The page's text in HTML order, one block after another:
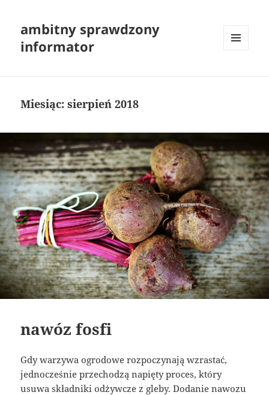
ambitny sprawdzony
informator
Miesiąc:sierpień 2018
nawóz fosfi
Gdy warzywa ogrodowe rozpoczynają wzrastać,
jednocześnie przechodzą napięty proces, który
usuwa składniki odżywcze z gleby. Dodanie nawozu